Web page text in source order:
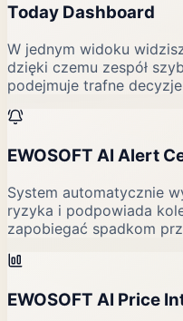
Today Dashboard
W jednym widoku
dzięki czemu zespół
podejmuje trafne
EWOSOFT AI Alert
System automatycznie
ryzyka i podpowiada
zapobiegać spadkom
EWOSOFT AI Price